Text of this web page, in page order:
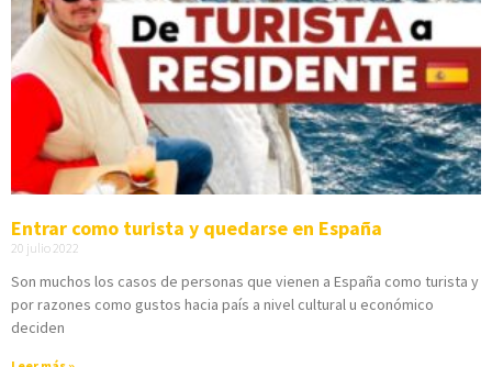
Entrar como turista y quedarse en España
20 julio 2022
Son muchos los casos de personas que vienen a España como turista y
por razones como gustos hacia país a nivel cultural u económico
deciden